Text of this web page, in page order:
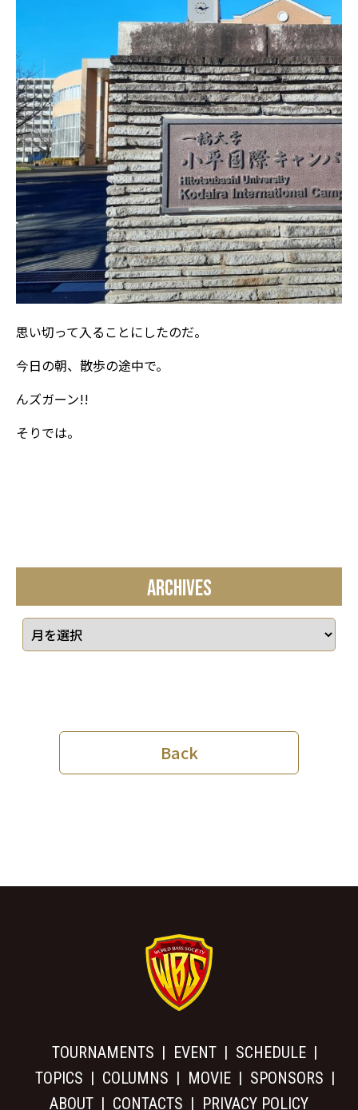
思い切って入ることにしたのだ。
今日の朝、散歩の途中で。
んズガーン!!
そりでは。
ARCHIVES
Back
TOURNAMENTS EVENT
SCHEDULE
TOPICS
COLUMNS MOVIE
SPONSORS
ABOUT
CONTACTS PRIVACY POLICY